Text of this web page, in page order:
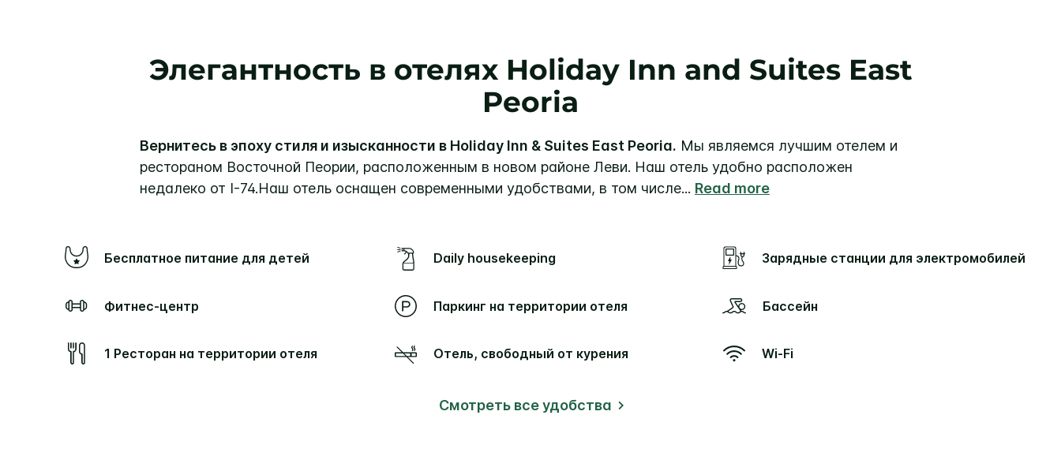
Элегантность в отелях Holiday Inn and Suites East
Peoria
Вернитесь в эпоху стиля и изысканности в Holiday Inn & Suites East Peoria. Мы являемся лучшим отелем и
рестораном Восточной Пеории, расположенным в новом районе Леви. Наш отель удобно расположен
недалеко от I-74.Наш отель оснащен современными удобствами, в том числе... Read more
Бесплатное питание для детей Daily housekeeping Зарядные станции для электромобилей
Фитнес-центр Паркинг на территории отеля Бассейн
1 Ресторан на территории отеля Отель, свободный от курения Wi-Fi
Смотреть все удобства